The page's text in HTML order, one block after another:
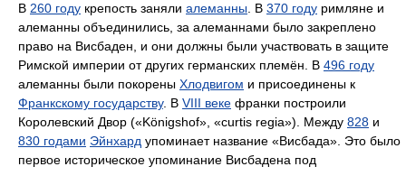
В 260 году крепость заняли алеманны . В 370 году римляне и
алеманны объединились, за алеманнами было закреплено
право на Висбаден, и они должны были участвовать в защите
Римской империи от других германских племён. В 496 году
алеманны были покорены Хлодвигом и присоединены к
Франкскому государству. В VIII веке франки построили
Королевский Двор («Königshof», «curtis regia»). Между 828 и
830 годами Эйнхард упоминает название «Висбада». Это было
первое историческое упоминание Висбадена под